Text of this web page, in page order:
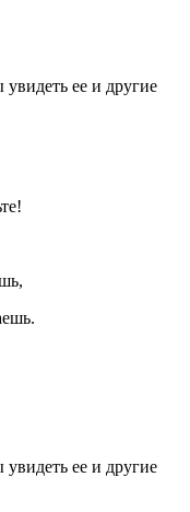
увидеть ее и другие
увидеть ее и другие